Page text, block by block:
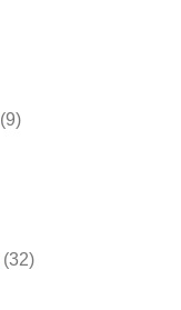
(9)
(32)